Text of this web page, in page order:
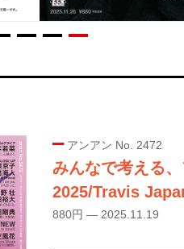
アンアン No. 2472
みんなで考える
2025/Travis
880円 — 2025.11.19